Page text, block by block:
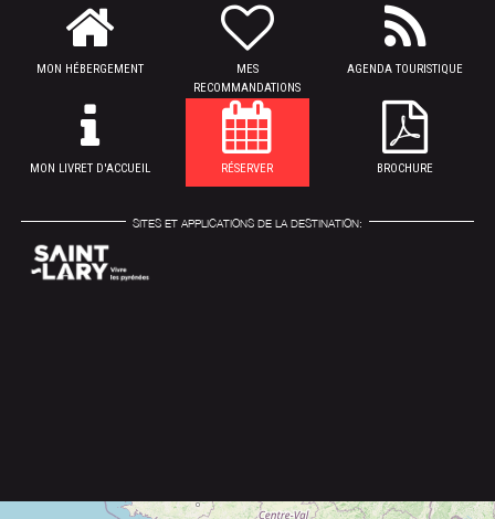
MON HÉBERGEMENT
MES
RECOMMANDATIONS
AGENDA TOURISTIQUE
MON LIVRET D'ACCUEIL RÉSERVER BROCHURE
SITES ET APPLICATIONS DE LA DESTINATION: